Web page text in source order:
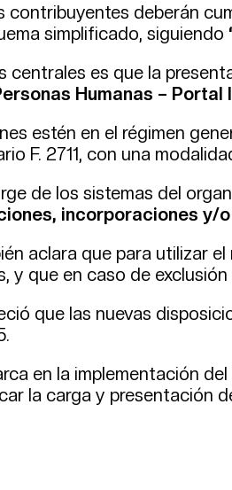
contribuyentes deberán
simplificado, siguiendo
centrales es que la
Humanas – Portal
estén en el régimen
F. 2711, con una
de los sistemas del
incorporaciones y/
aclara que para utilizar
y que en caso de
que las nuevas
en la implementación
la carga y presentación